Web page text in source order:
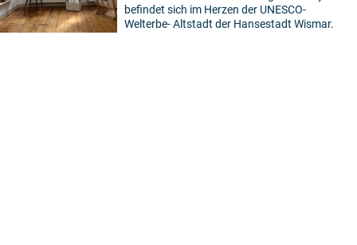
befindet sich im Herzen der UNESCO-
Welterbe- Altstadt der Hansestadt Wismar.